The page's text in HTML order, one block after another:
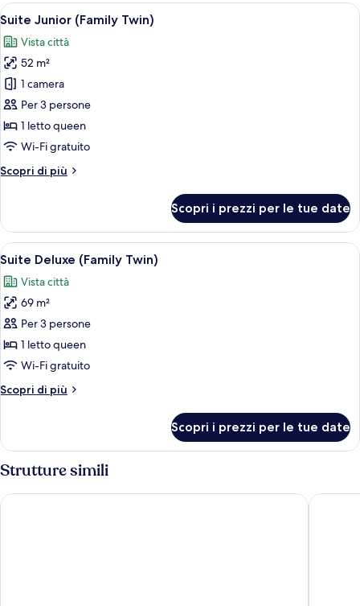
letto
(Premier)
Apri
tutte
le
foto
per
Suite
Junior
(Family
Camera d'albergo con due letti, un
3
Suite Junior (Family Twin)
Vista città
52 m²
1 camera
Per 3 persone
1 letto queen
Wi-Fi gratuito
Scopri di più
Altri
Junior
(Family
Twin)
Scopri i prezzi per le tue date
Apri
tutte
le
foto
per
Suite
Deluxe
Twin)
Camera d'albergo con due letti, una
2
Suite Deluxe (Family Twin)
Vista città
69 m²
Per 3 persone
1 letto queen
Wi-Fi gratuito
Scopri di più
Altri
Deluxe
Twin)
Scopri i prezzi per le tue date
Strutture simili
SOLARIA NISHITETSU HOTEL Busan Busan